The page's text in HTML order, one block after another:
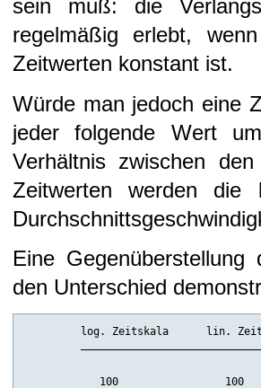
sein muß: die
regelmäßig erlebt,
Zeitwerten konstant ist.
Würde man jedoch eine
jeder folgende Wert
Verhältnis zwischen
Zeitwerten werden die
Eine Gegenüberstellung
den Unterschied
log. Zeitskala      lin.
100                 100